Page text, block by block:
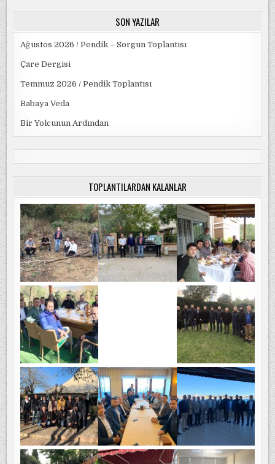
SON YAZILAR
Ağustos 2026 / Pendik – Sorgun Toplantısı
Çare Dergisi
Temmuz 2026 / Pendik Toplantısı
Babaya Veda
Bir Yolcunun Ardından
TOPLANTILARDAN KALANLAR